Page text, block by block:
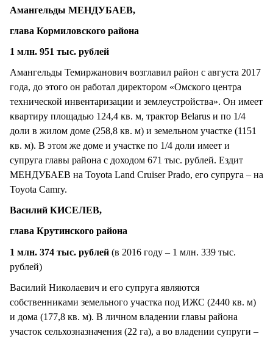
Амангельды МЕНДУБАЕВ,
глава Кормиловского района
1 млн. 951 тыс. рублей
Амангельды Темиржанович возглавил район с августа 2017
года, до этого он работал директором «Омского центра
технической инвентаризации и землеустройства». Он имеет
квартиру площадью 124,4 кв. м, трактор Belarus и по 1/4
доли в жилом доме (258,8 кв. м) и земельном участке (1151
кв. м). В этом же доме и участке по 1/4 доли имеет и
супруга главы района с доходом 671 тыс. рублей. Ездит
МЕНДУБАЕВ на Toyota Land Cruiser Prado, его супруга – на
Toyota Camry.
Василий КИСЕЛЕВ,
глава Крутинского района
1 млн. 374 тыс. рублей (в 2016 году – 1 млн. 339 тыс.
рублей)
Василий Николаевич и его супруга являются
собственниками земельного участка под ИЖС (2440 кв. м)
и дома (177,8 кв. м). В личном владении главы района
участок сельхозназначения (22 га), а во владении супруги –